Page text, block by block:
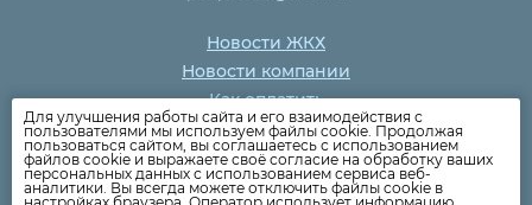
Новости ЖКХ
Новости компании
Как оплатить
Дома
Раскрытие информации
Вопросы
Для улучшения работы сайта и его взаимодействия с
пользователями мы используем файлы cookie. Продолжая
пользоваться сайтом, вы соглашаетесь с использованием
файлов cookie и выражаете своё согласие на обработку ваших
персональных данных с использованием сервиса веб-
аналитики. Вы всегда можете отключить файлы cookie в